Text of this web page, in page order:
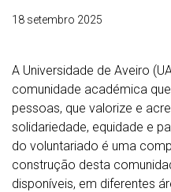
18 setembro 2025
A Universidade de Aveiro
comunidade académica
pessoas, que valorize e
solidariedade, equidade e
do voluntariado é uma
construção desta
disponíveis, em diferentes